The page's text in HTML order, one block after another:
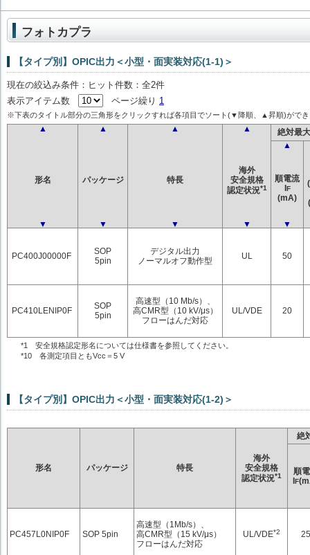
フォトカプラ
【タイプ別】OPIC出力＜小型・面実装対応(1-1)＞
現在の絞込み条件：ヒット件数：全2件
表示アイテム数
ページ繰り 1
※下表のタイトル部分の三角形をクリックすれば各項目でソート(▼降順、▲昇順)がで
▲ ▲ ▲ ▲ 絶対最
形名 パッケージ 特長
海外
安全規格
認定状況*1
▲
順電流
IF
(mA)
▼ ▼ ▼ ▼ ▼
PC400J00000F
SOP
5pin
デジタル出力
ノーマルオフ動作型
UL 50
PC410LENIP0F
SOP
5pin
高速型（10 Mb/s）、
高CMR型（10 kV/μs）
フローはんだ対応
UL/VDE 20
*1 安全規格認定形名については仕様書を参照してください。
*10 各測定項目ともVcc＝5 V
【タイプ別】OPIC出力＜小型・面実装対応(1-2)＞
形名 パッケージ 特長
海外
安全規格
認定状況*1
絶
順
IF
PC457L0NIP0F SOP 5pin
高速型（1Mb/s）、
高CMR型（15 kV/μs）
フローはんだ対応
UL/VDE*2 25